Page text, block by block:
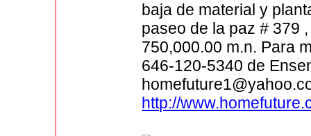
baja de material y
paseo de la paz # 379
750,000.00 m.n. Para
646-120-5340 de
http://